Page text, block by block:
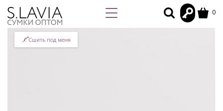
0
Сшить под меня